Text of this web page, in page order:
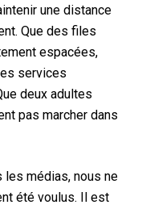
une distance
Que des files
espacées,
services
deux adultes
pas marcher dans
médias, nous ne
été voulus. Il est